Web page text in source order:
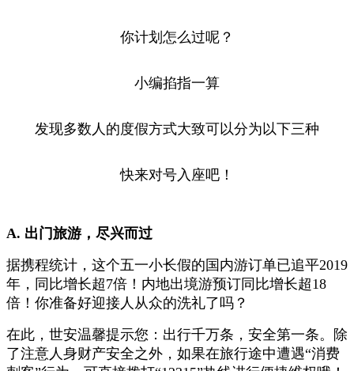
你计划怎么过呢？
小编掐指一算
发现多数人的度假方式大致可以分为以下三种
快来对号入座吧！
A. 出门旅游，尽兴而过
据携程统计，这个五一小长假的国内游订单已追平2019
年，同比增长超7倍！内地出境游预订同比增长超18
倍！你准备好迎接人从众的洗礼了吗？
在此，世安温馨提示您：出行千万条，安全第一条。除
了注意人身财产安全之外，如果在旅行途中遭遇“消费